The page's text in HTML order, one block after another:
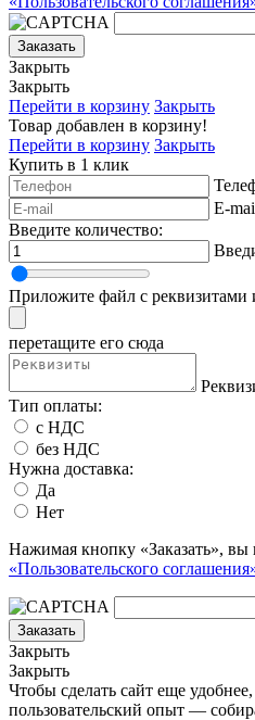
Заказать
Закрыть
Закрыть
Перейти в корзину Закрыть
Товар добавлен в корзину!
Перейти в корзину Закрыть
Купить в 1 клик
E-
Введите количество:
Приложите файл с
перетащите его сюда
Тип оплаты:
с НДС
без НДС
Нужна доставка:
Да
Нет
Нажимая кнопку «Заказать», вы
«Пользовательского
Заказать
Закрыть
Закрыть
Чтобы сделать сайт еще
пользовательский опыт —